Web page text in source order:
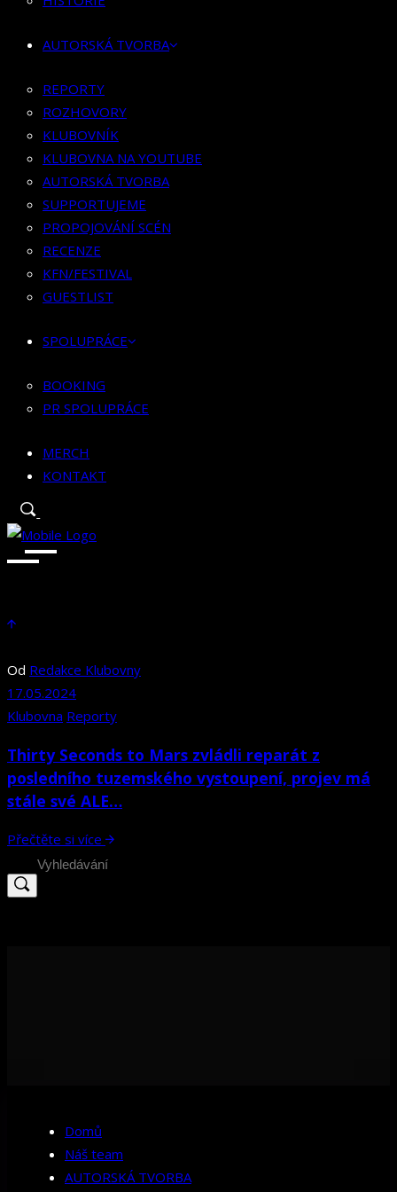
KLUBOVNA NA YOUTUBE
SUPPORTUJEME
PROPOJOVÁNÍ SCÉN
RECENZE
KFN/FESTIVAL
GUESTLIST
SPOLUPRÁCE
BOOKING
PR SPOLUPRÁCE
MERCH
AUTORSKÁ TVORBA
REPORTY
ROZHOVORY
KLUBOVNÍK
KLUBOVNA NA YOUTUBE
AUTORSKÁ TVORBA
SUPPORTUJEME
PROPOJOVÁNÍ SCÉN
RECENZE
KFN/FESTIVAL
GUESTLIST
SPOLUPRÁCE
BOOKING
PR SPOLUPRÁCE
MERCH
KONTAKT
Od Redakce Klubovny
17.05.2024
Klubovna Reporty
Thirty Seconds to Mars zvládli reparát z
posledního tuzemského vystoupení, projev má
stále své ALE…
Přečtěte si více
Search
for:
Domů
Náš team
AUTORSKÁ TVORBA